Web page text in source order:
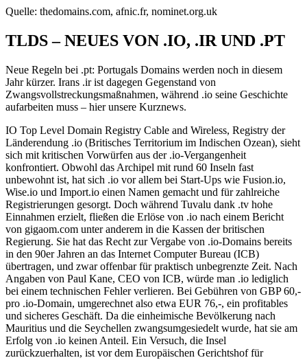
Quelle: thedomains.com, afnic.fr, nominet.org.uk
TLDS – NEUES VON .IO, .IR UND .PT
Neue Regeln bei .pt: Portugals Domains werden noch in diesem
Jahr kürzer. Irans .ir ist dagegen Gegenstand von
Zwangsvollstreckungsmaßnahmen, während .io seine Geschichte
aufarbeiten muss – hier unsere Kurznews.
IO Top Level Domain Registry Cable and Wireless, Registry der
Länderendung .io (Britisches Territorium im Indischen Ozean), sieht
sich mit kritischen Vorwürfen aus der .io-Vergangenheit
konfrontiert. Obwohl das Archipel mit rund 60 Inseln fast
unbewohnt ist, hat sich .io vor allem bei Start-Ups wie Fusion.io,
Wise.io und Import.io einen Namen gemacht und für zahlreiche
Registrierungen gesorgt. Doch während Tuvalu dank .tv hohe
Einnahmen erzielt, fließen die Erlöse von .io nach einem Bericht
von gigaom.com unter anderem in die Kassen der britischen
Regierung. Sie hat das Recht zur Vergabe von .io-Domains bereits
in den 90er Jahren an das Internet Computer Bureau (ICB)
übertragen, und zwar offenbar für praktisch unbegrenzte Zeit. Nach
Angaben von Paul Kane, CEO von ICB, würde man .io lediglich
bei einem technischen Fehler verlieren. Bei Gebühren von GBP 60,-
pro .io-Domain, umgerechnet also etwa EUR 76,-, ein profitables
und sicheres Geschäft. Da die einheimische Bevölkerung nach
Mauritius und die Seychellen zwangsumgesiedelt wurde, hat sie am
Erfolg von .io keinen Anteil. Ein Versuch, die Insel
zurückzuerhalten, ist vor dem Europäischen Gerichtshof für